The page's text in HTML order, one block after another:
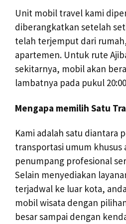
Unit mobil travel kami
diberangkatkan setelah
telah terjemput dari
apartemen. Untuk rute
sekitarnya, mobil akan
lambatnya pada pukul
Mengapa memilih Satu
Kami adalah satu diantara
transportasi umum khusus
penumpang profesional
Selain menyediakan
terjadwal ke luar kota,
mobil wisata dengan
besar sampai dengan